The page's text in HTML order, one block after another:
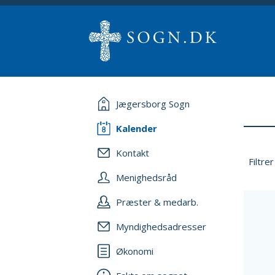
Jægersborg Sogn
Kalender
Kontakt
Menighedsråd
Præster & medarb.
Myndighedsadresser
Økonomi